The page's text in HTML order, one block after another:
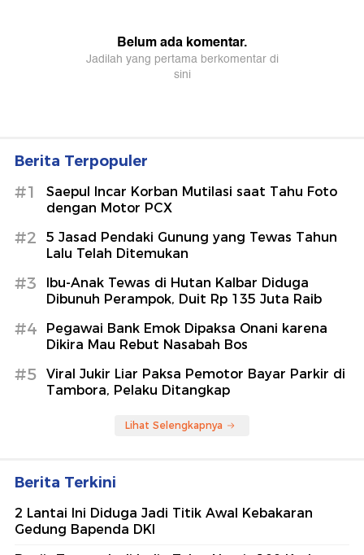
Berita Terpopuler
#1
Saepul Incar Korban Mutilasi saat Tahu Foto
dengan Motor PCX
#2
5 Jasad Pendaki Gunung yang Tewas Tahun
Lalu Telah Ditemukan
#3
Ibu-Anak Tewas di Hutan Kalbar Diduga
Dibunuh Perampok, Duit Rp 135 Juta Raib
#4
Pegawai Bank Emok Dipaksa Onani karena
Dikira Mau Rebut Nasabah Bos
#5
Viral Jukir Liar Paksa Pemotor Bayar Parkir di
Tambora, Pelaku Ditangkap
Lihat Selengkapnya
Berita Terkini
2 Lantai Ini Diduga Jadi Titik Awal Kebakaran
Gedung Bapenda DKI